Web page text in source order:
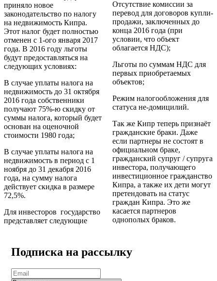
приняло новое
законодательство по налогу
на недвижимость Кипра.
Этот налог будет полностью
отменен с 1-ого января 2017
года. В 2016 году льготы
будут предоставляться на
следующих условиях:
В случае уплаты налога на
недвижимость до 31 октября
2016 года собственники
получают 75%-ю скидку от
суммы налога, который будет
основан на оценочной
стоимости 1980 года;
В случае уплаты налога на
недвижимость в период с 1
ноября до 31 декабря 2016
года, на сумму налога
действует скидка в размере
72,5%.
Для инвесторов государство
представляет следующие
Отсутствие комиссии за
перевод для договоров купли-
продажи, заключенных до
конца 2016 года (при
условии, что объект
облагается НДС);
Льготы по суммам НДС для
первых приобретаемых
объектов;
Режим налогообложения для
статуса не-домицилий.
Так же Кипр теперь признаёт
гражданские браки. Даже
если партнеры не состоят в
официальном браке,
гражданский супруг / cупруга
инвестора, получающего
инвестиционное гражданство
Кипра, а также их дети могут
претендовать на статус
граждан Кипра. Это же
касается партнеров
однополых браков.
Подписка на рассылку